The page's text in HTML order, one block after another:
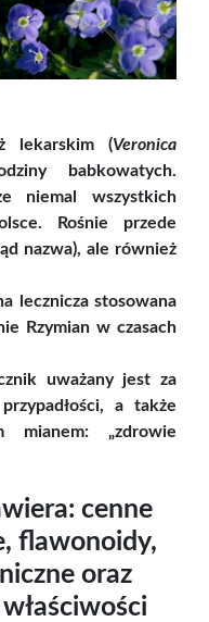
lekarskim (Veronica
babkowatych.
niemal wszystkich
Rośnie przede
nazwa), ale również
lecznicza stosowana
Rzymian w czasach
uważany jest za
a także
mianem: „zdrowie
cenne
flawonoidy,
oraz